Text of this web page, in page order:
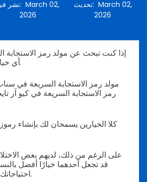
نشر:March 02,
2026
تحديث: March 02,
2026
إذا كنت تبحث عن مولد رمز الاستجابة
أي خيار يناسب احتياجاتك.
مولد رمز الاستجابة السريعة في
رمز الاستجابة السريعة في كيو آر
كلا الخيارين يسمحان لك بإنشاء
على الرغم من ذلك، لديهم بعض
قد تجعل أحدهما خيارًا أفضل
احتياجاتك وتفضيلاتك الخاصة.